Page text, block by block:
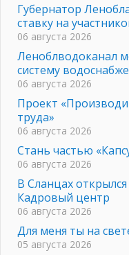
Губернатор
ставку на
06 августа 2026
Леноблводоканал
систему
06 августа 2026
Проект
труда»
06 августа 2026
Стань частью
06 августа 2026
В Сланцах
Кадровый центр
06 августа 2026
Для меня ты на
05 августа 2026